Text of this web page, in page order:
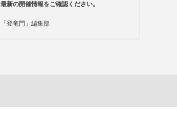
最新の開催情報をご確認ください。
「登竜門」編集部